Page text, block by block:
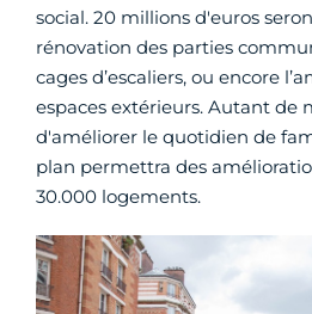
social. 20 millions d'euros
rénovation des parties
cages d’escaliers, ou encore
espaces extérieurs. Autant de
d'améliorer le quotidien de
plan permettra des
30.000 logements.